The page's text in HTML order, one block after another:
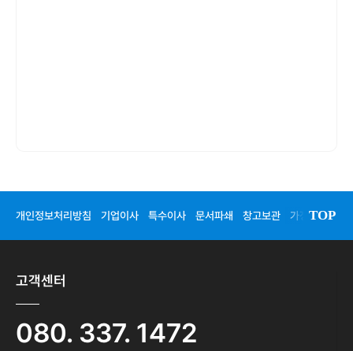
개인정보처리방침 기업이사 특수이사 문서파쇄 창고보관 가정이사
TOP
고객센터
080. 337. 1472